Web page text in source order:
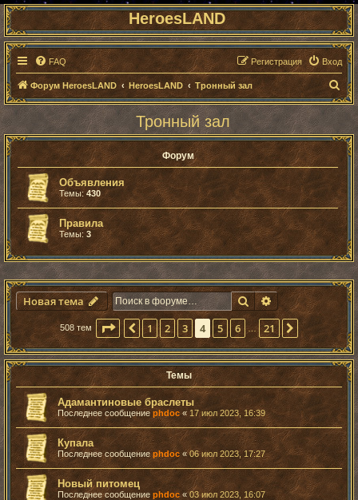
HeroesLAND
FAQ Вход
Регистрация
Форум HeroesLAND HeroesLAND Тронный зал
П
о
с
Тронный зал
Форум
Объявления
Темы: 430
Правила
Темы: 3
Новая тема ПоискРасширенный
508 тем Страница4 из 21
Пред.
1 2 3 4 5 6 … 21 След.
Темы
Адамантиновые браслеты
Последнее сообщение phdoc« 17 июл 2023, 16:39
Купала
Последнее сообщениеphdoc «06 июл 2023, 17:27
Новый питомец
Последнее сообщение phdoc«03 июл 2023, 16:07